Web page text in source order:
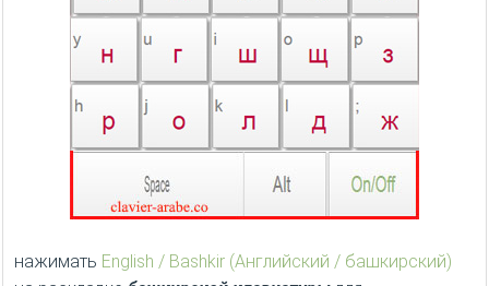
Башкирская клавиатура
это башкирский алфавит,
который позволяет набирать башкирские буквы
мобильного телефона.